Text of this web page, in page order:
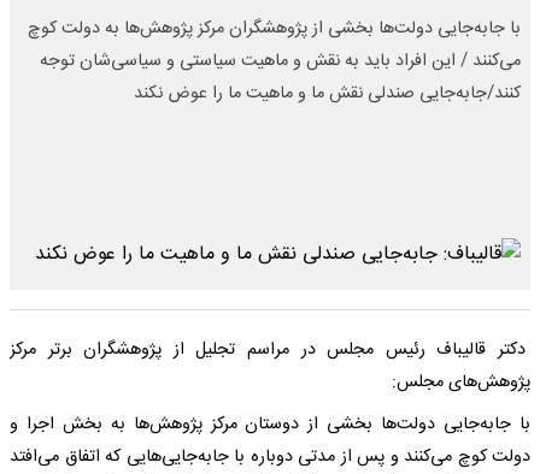
با جابه‌جایی دولت‌ها بخشی از پژوهشگران مرکز پژوهش‌ها به دولت کوچ
می‌کنند / این افراد باید به نقش و ماهیت سیاستی و سیاسی‌شان توجه
کنند/جابه‌جایی صندلی نقش ما و ماهیت ما را عوض نکند
دکتر قالیباف رئیس مجلس در مراسم تجلیل از پژوهشگران برتر مرکز
پژوهش‌های مجلس:
با جابه‌جایی دولت‌ها بخشی از دوستان مرکز پژوهش‌ها به بخش اجرا و
دولت کوچ می‌کنند و پس از مدتی دوباره با جابه‌جایی‌هایی که اتفاق می‌افتد